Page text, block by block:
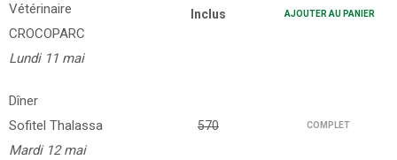
Vétérinaire
CROCOPARC
Lundi 11 mai
Inclus AJOUTER AU PANIER
Dîner
Sofitel Thalassa
Mardi 12 mai
570 COMPLET